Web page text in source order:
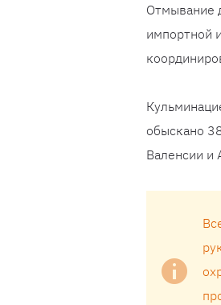
Отмывание
импортной
обыскано
Валенсии и